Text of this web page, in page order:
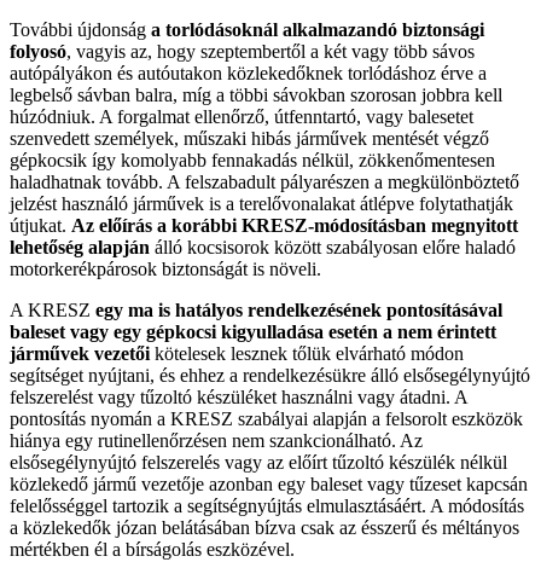
További újdonság a torlódásoknál alkalmazandó biztonsági
folyosó, vagyis az, hogy szeptembertől a két vagy több sávos
autópályákon és autóutakon közlekedőknek torlódáshoz érve a
legbelső sávban balra, míg a többi sávokban szorosan jobbra kell
húzódniuk. A forgalmat ellenőrző, útfenntartó, vagy balesetet
szenvedett személyek, műszaki hibás járművek mentését végző
gépkocsik így komolyabb fennakadás nélkül, zökkenőmentesen
haladhatnak tovább. A felszabadult pályarészen a megkülönböztető
jelzést használó járművek is a terelővonalakat átlépve folytathatják
útjukat. Az előírás a korábbi KRESZ-módosításban megnyitott
lehetőség alapján álló kocsisorok között szabályosan előre haladó
motorkerékpárosok biztonságát is növeli.
A KRESZ egy ma is hatályos rendelkezésének pontosításával
baleset vagy egy gépkocsi kigyulladása esetén a nem érintett
járművek vezetői kötelesek lesznek tőlük elvárható módon
segítséget nyújtani, és ehhez a rendelkezésükre álló elsősegélynyújtó
felszerelést vagy tűzoltó készüléket használni vagy átadni. A
pontosítás nyomán a KRESZ szabályai alapján a felsorolt eszközök
hiánya egy rutinellenőrzésen nem szankcionálható. Az
elsősegélynyújtó felszerelés vagy az előírt tűzoltó készülék nélkül
közlekedő jármű vezetője azonban egy baleset vagy tűzeset kapcsán
felelősséggel tartozik a segítségnyújtás elmulasztásáért. A módosítás
a közlekedők józan belátásában bízva csak az ésszerű és méltányos
mértékben él a bírságolás eszközével.